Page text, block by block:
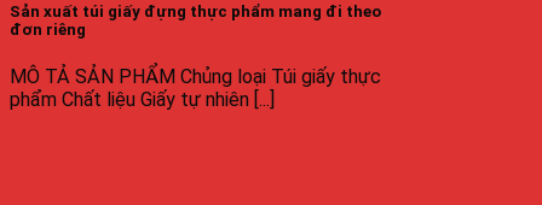
Sản xuất túi giấy đựng thực phẩm mang đi theo
đơn riêng
MÔ TẢ SẢN PHẨM Chủng loại Túi giấy thực
phẩm Chất liệu Giấy tự nhiên [...]